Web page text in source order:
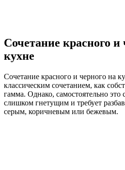
Сочетание красного и
кухне
Сочетание красного и черного на
классическим сочетанием, как
гамма. Однако, самостоятельно это
слишком гнетущим и требует
серым, коричневым или бежевым.